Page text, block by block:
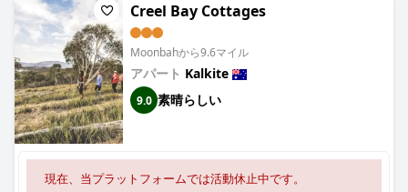
Creel Bay Cottages
Moonbahから9.6マイル
アパート Kalkite
9.0 素晴らしい
現在、当プラットフォームでは活動休止中です。